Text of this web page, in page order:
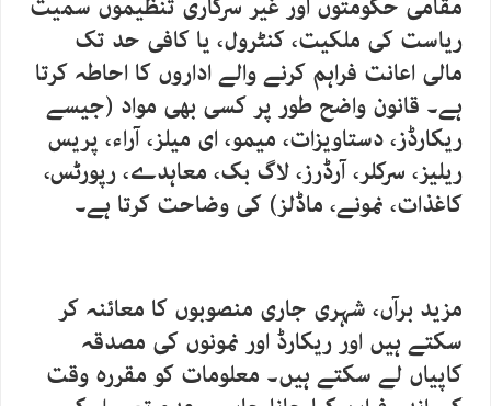
مقامی حکومتوں اور غیر سرکاری تنظیموں سمیت
ریاست کی ملکیت، کنٹرول، یا کافی حد تک
مالی اعانت فراہم کرنے والے اداروں کا احاطہ کرتا
ہے۔ قانون واضح طور پر کسی بھی مواد (جیسے
ریکارڈز، دستاویزات، میمو، ای میلز، آراء، پریس
ریلیز، سرکلر، آرڈرز، لاگ بک، معاہدے، رپورٹس،
کاغذات، نمونے، ماڈلز) کی وضاحت کرتا ہے۔
مزید برآں، شہری جاری منصوبوں کا معائنہ کر
سکتے ہیں اور ریکارڈ اور نمونوں کی مصدقہ
کاپیاں لے سکتے ہیں۔ معلومات کو مقررہ وقت